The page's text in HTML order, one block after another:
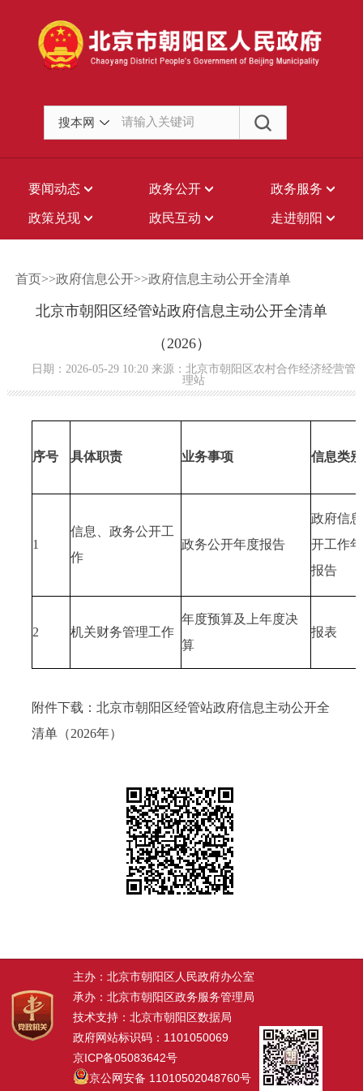
搜本网
要闻动态 政务公开 政务服务
政策兑现 政民互动 走进朝阳
首页>>政府信息公开>>政府信息主动公开全清单
北京市朝阳区经管站政府信息主动公开全清单
（2026）
日期：2026-05-29 10:20 来源：北京市朝阳区农村合作经济经营管
理站
序号 具体职责 业务事项 信息类别
1
信息、政务公开工
作
政务公开年度报告
政府信
开工作
报告
2 机关财务管理工作
年度预算及上年度决
算
报表
附件下载：北京市朝阳区经管站政府信息主动公开全
清单（2026年）
主办：北京市朝阳区人民政府办公室
承办：北京市朝阳区政务服务管理局
技术支持：北京市朝阳区数据局
政府网站标识码：1101050069
京ICP备05083642号
京公网安备 11010502048760号